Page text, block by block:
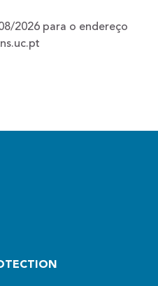
2026 para o endereço